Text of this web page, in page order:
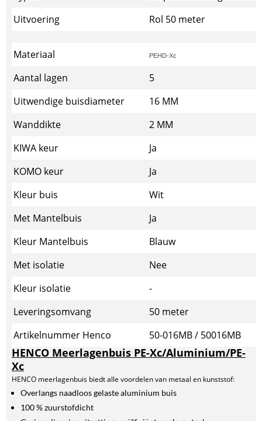
Uitvoering
Rol 50 meter
Materiaal PEHD-Xc
Aantal lagen
5
Uitwendige buisdiameter
16 MM
Wanddikte
2 MM
KIWA keur
Ja
KOMO keur
Ja
Kleur buis
Wit
Met Mantelbuis
Ja
Kleur Mantelbuis
Blauw
Met isolatie
Nee
Kleur isolatie
-
Leveringsomvang
50 meter
Artikelnummer Henco
50-016MB / 50016MB
HENCO Meerlagenbuis PE-Xc/Aluminium/PE-
Xc
HENCO meerlagenbuis biedt alle voordelen van metaal en kunststof:
Overlangs naadloos gelaste aluminium buis
100 % zuurstofdicht